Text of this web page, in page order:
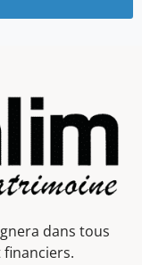
dans tous